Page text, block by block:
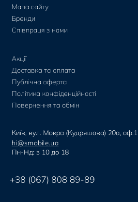
Мапа сайту
Бренди
Співпраця з нами
Акції
Доставка та оплата
Публічна оферта
Політика конфіденційності
Повернення та обмін
Київ, вул. Мокра (Кудряшова) 20а, оф.1
hi@smobile.ua
Пн-Нд: з 10 до 18
+38 (067) 808 89-89